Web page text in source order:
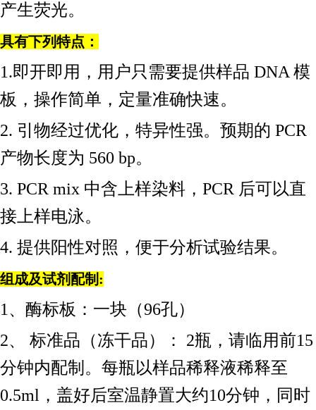
产生荧光。
具有下列特点：
1.即开即用，用户只需要提供样品 DNA 模
板，操作简单，定量准确快速。
2. 引物经过优化，特异性强。预期的 PCR
产物长度为 560 bp。
3. PCR mix 中含上样染料，PCR 后可以直
接上样电泳。
4. 提供阳性对照，便于分析试验结果。
组成及试剂配制 :
1、酶标板：一块（96孔）
2、 标准品（冻干品）： 2瓶，请临用前15
分钟内配制。每瓶以样品稀释液稀释至
0.5ml，盖好后室温静置大约10分钟，同时